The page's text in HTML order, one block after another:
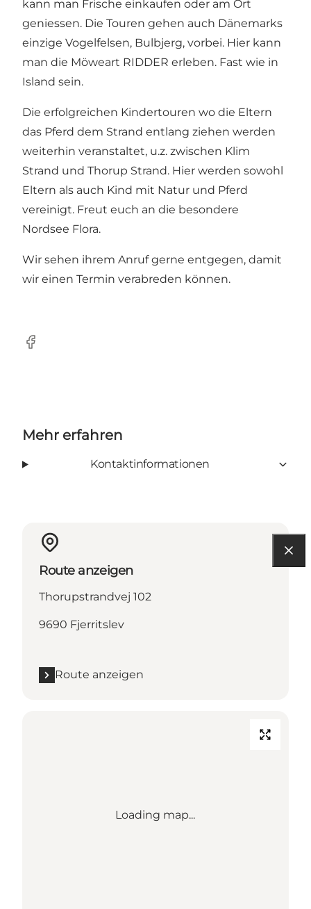
kann man Frische einkaufen oder am Ort
geniessen. Die Touren gehen auch Dänemarks
einzige Vogelfelsen, Bulbjerg, vorbei. Hier kann
man die Möweart RIDDER erleben. Fast wie in
Island sein.
Die erfolgreichen Kindertouren wo die Eltern
das Pferd dem Strand entlang ziehen werden
weiterhin veranstaltet, u.z. zwischen Klim
Strand und Thorup Strand. Hier werden sowohl
Eltern als auch Kind mit Natur und Pferd
vereinigt. Freut euch an die besondere
Nordsee Flora.
Wir sehen ihrem Anruf gerne entgegen, damit
wir einen Termin verabreden können.
Facebook
Mehr erfahren
Kontaktinformationen
Route anzeigen
Thorupstrandvej 102
9690 Fjerritslev
Route anzeigen
Loading map...